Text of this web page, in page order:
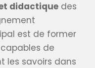
didactique des
est de former
de
les savoirs dans